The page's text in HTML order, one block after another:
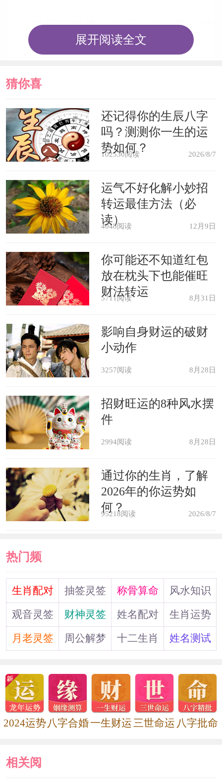
梦见下楼梯，并且比较危险，很
陡，则你要对目前的工作、生意、感情
的杂乱之中。
梦见下梯子，经济会受损，名誉扫
地。
坠，则多为脱肛、痔疮、泄泻等下部不
舒所致。
情投射;走下楼梯，则可能是对自己不太
顺利人生的反映。
梦中一面爬着楼梯，一面欣赏四周
出现的景色，或许能让你醒悟到过程比
结果重要。
梦里的楼梯有时甚至无限延伸，精
疲力竭的你始终看不到目的地，这时或
许你该考虑一下，上面的目的地，真的
有时你在梦中下楼梯，走着走着遇
见好久不见的朋友，就在楼梯间热切地
情，你会找回更多值得纪念的事情。
如果梦见被看不见的力量拉扯着滚
下楼梯，到了底部却发现一片美景，这
自然是退一步海阔天空的最佳写照。
了到另一个楼层或空间去。
除非停电或者为了健康的理由，当
选择这么气喘吁吁的丽子。
展开阅读全文
猜你喜
欢
还记得你的生辰八字
吗？测测你一生的运
势如何？
102530阅读 2026/8/7
运气不好化解小妙招
转运最佳方法（必
读）
4048阅读 12月9日
你可能还不知道红包
放在枕头下也能催旺
财法转运
5711阅读 8月31日
影响自身财运的破财
小动作
3257阅读 8月28日
招财旺运的8种风水摆
件
2994阅读 8月28日
通过你的生肖，了解
2026年的你运势如
何？
95218阅读 2026/8/7
热门频
道生肖配对 抽签灵签 称骨算命
风水知识
观音灵签
财神灵签 姓名配对
生肖运势
月老灵签
周公解梦 十二生肖 姓名测试
2024运势 八字合婚一生财运三世命运 八字批命
相关阅